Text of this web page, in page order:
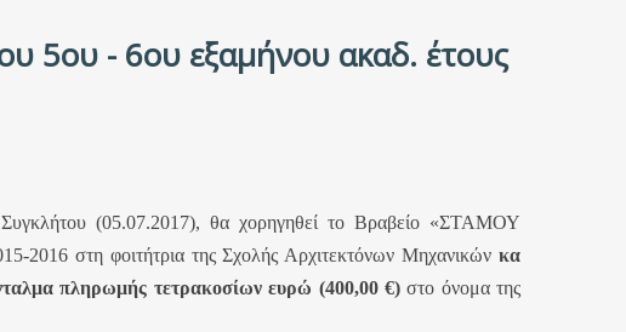
5ου - 6ου εξαμήνου ακαδ. έτους
Συγκλήτου (05.07.2017), θα χορηγηθεί το Βραβείο «ΣΤΑΜΟΥ
2016 στη φοιτήτρια της Σχολής Αρχιτεκτόνων Μηχανικών κα
πληρωμής τετρακοσίων ευρώ (400,00 €)στο όνομα της